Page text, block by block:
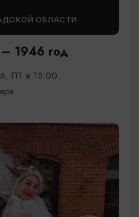
ОБЛАСТИ
1946 год
ПТ в 15:00